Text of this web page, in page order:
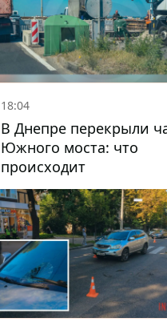
18:04
В Днепре перекрыли
Южного моста: что
происходит